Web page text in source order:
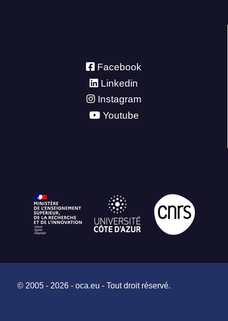
Facebook
Linkedin
Instagram
Youtube
© 2005 - 2026 - oca.eu - Tout droit réservé.